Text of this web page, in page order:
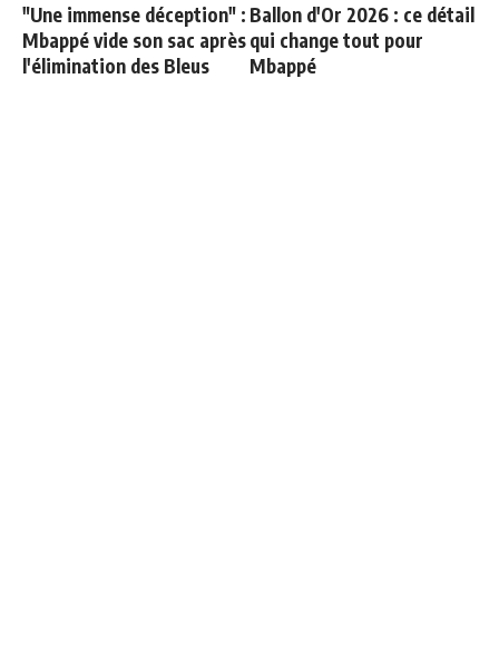
"Une immense déception" :
Mbappé vide son sac après
l'élimination des Bleus
Ballon d'Or 2026 : ce détail
qui change tout pour
Mbappé